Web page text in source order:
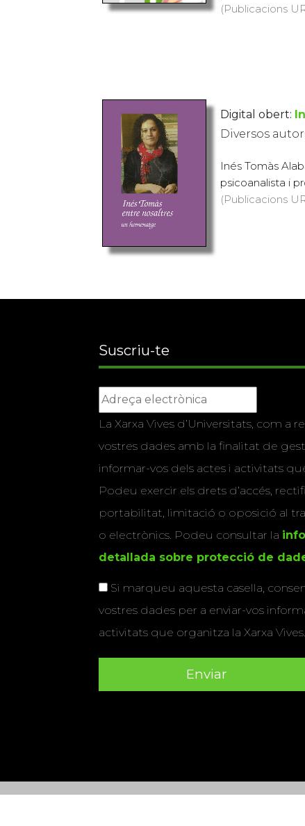
(Publicacions
Digital obert:
Diversos
Inés Tomàs
psicoanalista i
(Publicacions
Suscriu-te
La Xarxa Vives d’Universitats, com a
vostres dades amb la finalitat de
informar-vos dels actes i activitats
Podeu exercir els drets d’accés,
portabilitat, limitació o oposició al
o electrònics. Podeu consultar la
detallada sobre protecció de
Si marqueu aquesta casella,
vostres dades per a enviar-vos
activitats que organitza la Xarxa Vives.